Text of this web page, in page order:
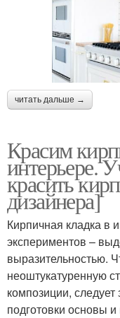
читать дальше →
Красим
интерьере.
красить
дизайнера]
Кирпичная кладка в
экспериментов –
выразительностью.
неоштукатуренную
композиции,
подготовки основы и